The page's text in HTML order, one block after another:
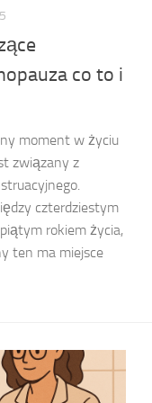
co to i
moment w życiu
związany z
czterdziestym
rokiem życia,
ten ma miejsce